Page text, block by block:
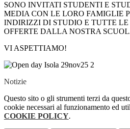
SONO INVITATI STUDENTI E
MEDIA CON LE LORO FAMIGLIE
INDIRIZZI DI STUDIO E TUTTE LE
OFFERTE DALLA NOSTRA
VI ASPETTIAMO!
Notizie
Questo sito o gli strumenti terzi da
cookie necessari al funzionamento ed
COOKIE POLICY.